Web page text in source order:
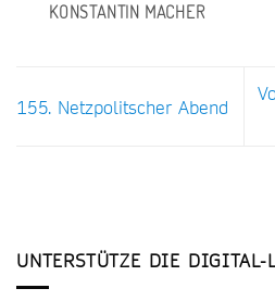
KONSTANTIN MACHER
155. Netzpolitscher Abend
UNTERSTÜTZE DIE DIGITAL-